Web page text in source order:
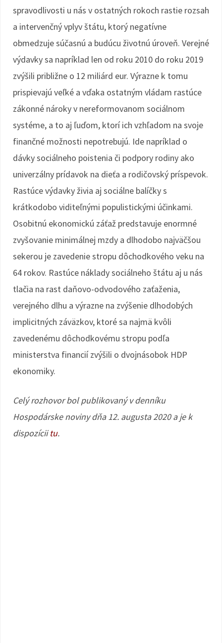
spravodlivosti u nás v ostatných rokoch rastie rozsah
a intervenčný vplyv štátu, ktorý negatívne
obmedzuje súčasnú a budúcu životnú úroveň. Verejné
výdavky sa napríklad len od roku 2010 do roku 2019
zvýšili približne o 12 miliárd eur. Výrazne k tomu
prispievajú veľké a vďaka ostatným vládam rastúce
zákonné nároky v nereformovanom sociálnom
systéme, a to aj ľuďom, ktorí ich vzhľadom na svoje
finančné možnosti nepotrebujú. Ide napríklad o
dávky sociálneho poistenia či podpory rodiny ako
univerzálny prídavok na dieťa a rodičovský príspevok.
Rastúce výdavky živia aj sociálne balíčky s
krátkodobo viditeľnými populistickými účinkami.
Osobitnú ekonomickú záťaž predstavuje enormné
zvyšovanie minimálnej mzdy a dlhodobo najväčšou
sekerou je zavedenie stropu dôchodkového veku na
64 rokov. Rastúce náklady sociálneho štátu aj u nás
tlačia na rast daňovo-odvodového zaťaženia,
verejného dlhu a výrazne na zvýšenie dlhodobých
implicitných záväzkov, ktoré sa najmä kvôli
zavedenému dôchodkovému stropu podľa
ministerstva financií zvýšili o dvojnásobok HDP
ekonomiky.
Celý rozhovor bol publikovaný v denníku
Hospodárske noviny dňa 12. augusta 2020 a je k
dispozíciitu.